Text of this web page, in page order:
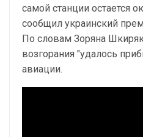
самой станции остается
сообщил украинский
По словам Зоряна
возгорания "удалось
авиации.